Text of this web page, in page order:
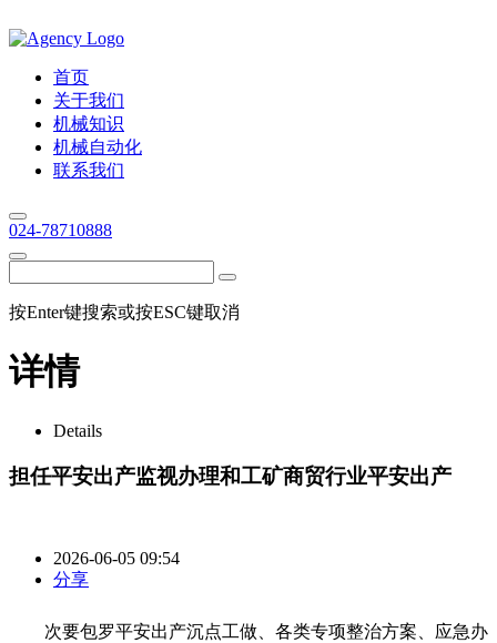
首页
关于我们
机械知识
机械自动化
联系我们
024-78710888
按Enter键搜索或按ESC键取消
详情
Details
担任平安出产监视办理和工矿商贸行业平安出产
2026-06-05 09:54
分享
次要包罗平安出产沉点工做、各类专项整治方案、应急办